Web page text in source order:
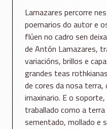
Lamazares percorre
poemarios do autor e
flúen no cadro sen
de Antón Lamazares,
variacións, brillos e
grandes teas
de cores da nosa terra,
imaxinario. E o
traballado como a
sementado, mollado e